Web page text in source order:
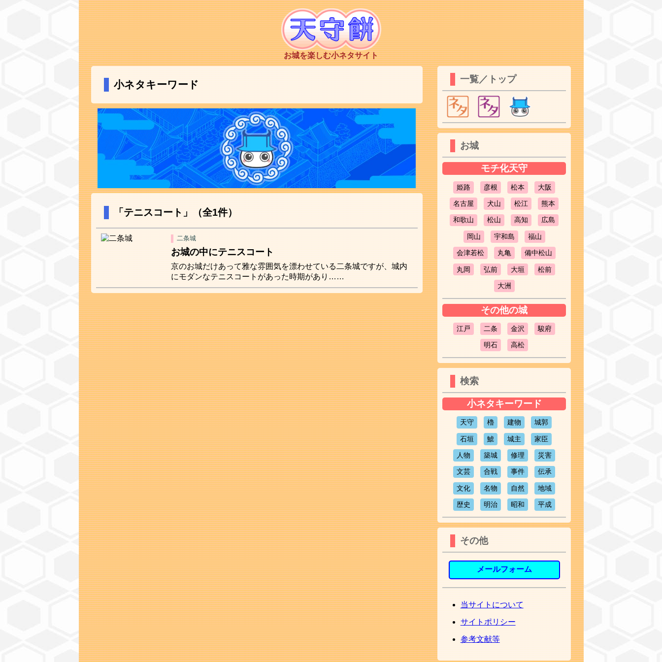
お城を楽しむ小ネタサイト
小ネタキーワード
「テニスコート」（全1件）
二条城
お城の中にテニスコート
京のお城だけあって雅な雰囲気を漂わせている二条城ですが、城内
にモダンなテニスコートがあった時期があり……
一覧／トップ
お城
モチ化天守
姫路 彦根 松本 大阪
名古屋 犬山 松江 熊本
和歌山 松山 高知 広島
岡山 宇和島 福山
会津若松 丸亀 備中松山
丸岡 弘前 大垣 松前
大洲
その他の城
江戸 二条 金沢 駿府
明石 高松
検索
小ネタキーワード
天守 櫓 建物 城郭
石垣 鯱 城主 家臣
人物 築城 修理 災害
文芸 合戦 事件 伝承
文化 名物 自然 地域
歴史 明治 昭和 平成
その他
メールフォーム
当サイトについて
サイトポリシー
参考文献等